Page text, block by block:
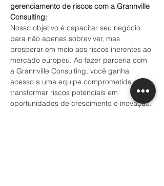
gerenciamento de riscos com a Grannville
Consulting:
Nosso objetivo é capacitar seu negócio
para não apenas sobreviver, mas
prosperar em meio aos riscos inerentes ao
mercado europeu. Ao fazer parceria com
a Grannville Consulting, você ganha
acesso a uma equipe comprometida em
transformar riscos potenciais em
oportunidades de crescimento e inovação.